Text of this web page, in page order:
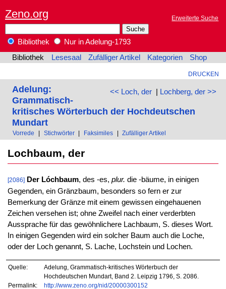
Zeno.org Erweiterte Suche
Bibliothek
Nur in Adelung-1793
Bibliothek
Lesesaal Zufälliger Artikel Kategorien Shop
DRUCKEN
<< Loch, der| Lochberg, der >>
Adelung:
Grammatisch-
kritisches Wörterbuch der Hochdeutschen
Mundart
Vorrede Stichwörter Faksimiles Zufälliger Artikel
Lochbaum, der
[2086] Der Lóchbaum, des -es, plur. die -bäume, in einigen
Gegenden, ein Gränzbaum, besonders so fern er zur
Bemerkung der Gränze mit einem gewissen eingehauenen
Zeichen versehen ist; ohne Zweifel nach einer verderbten
Aussprache für das gewöhnlichere Lachbaum, S. dieses Wort.
In einigen Gegenden wird ein solcher Baum auch die Loche,
oder der Loch genannt, S. Lache, Lochstein und Lochen.
Quelle:
Adelung, Grammatisch-kritisches Wörterbuch der
Hochdeutschen Mundart, Band 2. Leipzig 1796, S. 2086.
Permalink:
http://www.zeno.org/nid/20000300152